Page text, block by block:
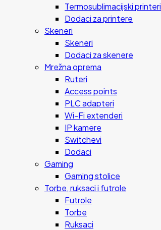
Termosublimacijski printeri
Dodaci za printere
Skeneri
Skeneri
Dodaci za skenere
Mrežna oprema
Ruteri
Access points
PLC adapteri
Wi-Fi extenderi
IP kamere
Switchevi
Dodaci
Gaming
Gaming stolice
Torbe, ruksaci i futrole
Futrole
Torbe
Ruksaci